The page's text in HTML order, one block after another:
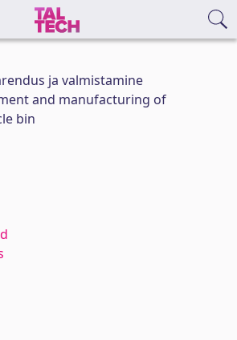
ja valmistamine
and manufacturing of
bin